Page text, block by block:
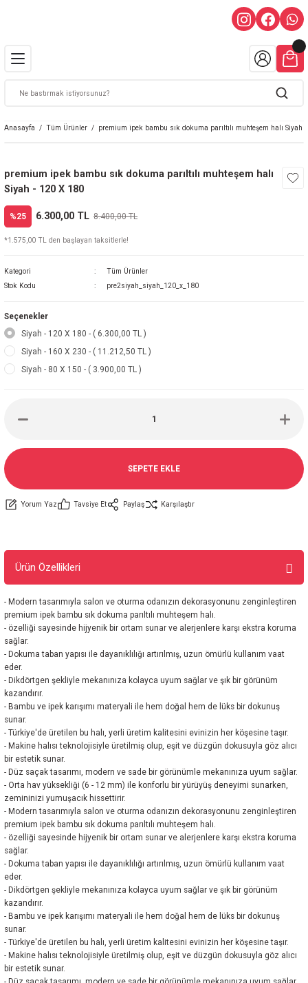
Anasayfa Tüm Ürünler premium ipek bambu sık dokuma parıltılı muhteşem halı Siyah
premium ipek bambu sık dokuma parıltılı muhteşem halı
Siyah - 120 X 180
%25 6.300,00 TL 8.400,00 TL
*1.575,00 TL den başlayan taksitlerle!
Kategori
Tüm Ürünler
Stok Kodu
pre2siyah_siyah_120_x_180
Seçenekler
Siyah - 120 X 180 - ( 6.300,00 TL )
Siyah - 160 X 230 - ( 11.212,50 TL )
Siyah - 80 X 150 - ( 3.900,00 TL )
SEPETE EKLE
Yorum Yaz Tavsiye Et Paylaş Karşılaştır
Ürün Özellikleri
- Modern tasarımıyla salon ve oturma odanızın dekorasyonunu zenginleştiren
premium ipek bambu sık dokuma parıltılı muhteşem halı.
- özelliği sayesinde hijyenik bir ortam sunar ve alerjenlere karşı ekstra koruma
sağlar.
- Dokuma taban yapısı ile dayanıklılığı artırılmış, uzun ömürlü kullanım vaat
eder.
- Dikdörtgen şekliyle mekanınıza kolayca uyum sağlar ve şık bir görünüm
kazandırır.
- Bambu ve ipek karışımı materyali ile hem doğal hem de lüks bir dokunuş
sunar.
- Türkiye'de üretilen bu halı, yerli üretim kalitesini evinizin her köşesine taşır.
- Makine halısı teknolojisiyle üretilmiş olup, eşit ve düzgün dokusuyla göz alıcı
bir estetik sunar.
- Düz saçak tasarımı, modern ve sade bir görünümle mekanınıza uyum sağlar.
- Orta hav yüksekliği (6 - 12 mm) ile konforlu bir yürüyüş deneyimi sunarken,
zemininizi yumuşacık hissettirir.
- Modern tasarımıyla salon ve oturma odanızın dekorasyonunu zenginleştiren
premium ipek bambu sık dokuma parıltılı muhteşem halı.
- özelliği sayesinde hijyenik bir ortam sunar ve alerjenlere karşı ekstra koruma
sağlar.
- Dokuma taban yapısı ile dayanıklılığı artırılmış, uzun ömürlü kullanım vaat
eder.
- Dikdörtgen şekliyle mekanınıza kolayca uyum sağlar ve şık bir görünüm
kazandırır.
- Bambu ve ipek karışımı materyali ile hem doğal hem de lüks bir dokunuş
sunar.
- Türkiye'de üretilen bu halı, yerli üretim kalitesini evinizin her köşesine taşır.
- Makine halısı teknolojisiyle üretilmiş olup, eşit ve düzgün dokusuyla göz alıcı
bir estetik sunar.